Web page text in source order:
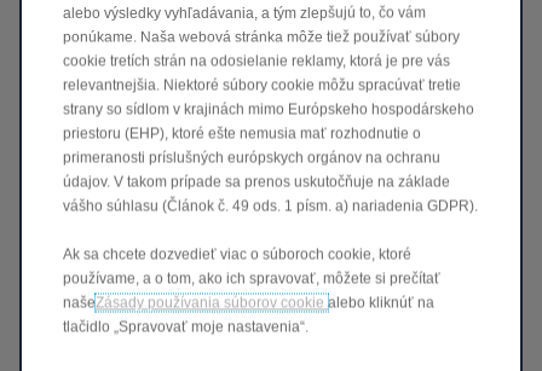
EV+
Maximalizuje využitie batérie tým, že umožňuje generátoru
naštartovať sa iba pri poklese stavu batérie pod 9 %, čo je
ideálne na využitie posledných kilometrov v plne elektrickom
režime.
alebo výsledky vyhľadávania, a tým zlepšujú to, čo vám
ponúkame. Naša webová stránka môže tiež používať súbory
cookie tretích strán na odosielanie reklamy, ktorá je pre vás
relevantnejšia. Niektoré súbory cookie môžu spracúvať tretie
strany so sídlom v krajinách mimo Európskeho hospodárskeho
priestoru (EHP), ktoré ešte nemusia mať rozhodnutie o
primeranosti príslušných európskych orgánov na ochranu
údajov. V takom prípade sa prenos uskutočňuje na základe
vášho súhlasu (Článok č. 49 ods. 1 písm. a) nariadenia GDPR).
Ak sa chcete dozvedieť viac o súboroch cookie, ktoré
používame, a o tom, ako ich spravovať, môžete si prečítať
našeZásady používania súborov cookie alebo kliknúť na
tlačidlo „Spravovať moje nastavenia“.